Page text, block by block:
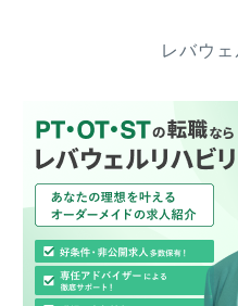
レバウェ